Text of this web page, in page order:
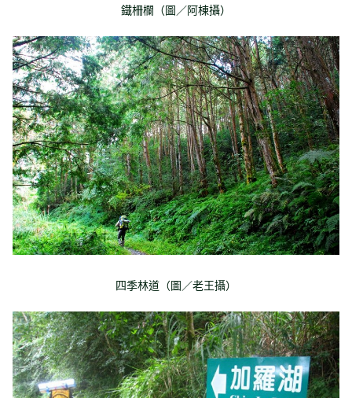
鐵柵欄（圖／阿棟攝）
四季林道（圖／老王攝）